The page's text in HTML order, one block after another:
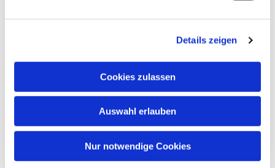
Details zeigen
Cookies zulassen
Auswahl erlauben
Nur notwendige Cookies
NAVIGATION